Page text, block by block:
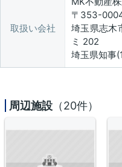
取扱い会社
〒353-
埼玉県志木
ミ 202
埼玉県知事
周辺施設 （20件）